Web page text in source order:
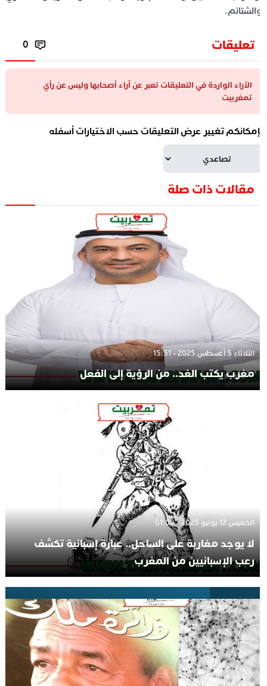
تعليقات 0
الآراء الواردة في التعليقات تعبر عن آراء أصحابها وليس عن رأي
تمغربيت
تغيير عرض التعليقات حسب الاختيارات أسفله
مقالات ذات صلة
الثلاثاء 5 أغسطس 2025 - 15:51
مغرب يكتب الغد.. من الرؤية إلى الفعل
الخميس 12 يونيو 2025 - 01:08
لا يوجد مغاربة على الساحل.. عبارة إسبانية تكشف
رعب الإسبانيين من المغرب